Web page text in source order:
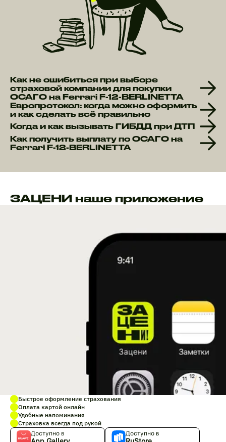
Как не ошибиться при выборе
страховой компании для покупки
ОСАГО на Ferrari F-12-BERLINETTA
Европротокол: когда можно оформить
и как сделать всё правильно
Когда и как вызывать ГИБДД при ДТП
Как получить выплату по ОСАГО на
Ferrari F-12-BERLINETTA
ЗАЦЕНИ наше приложение
Быстрое оформление страхования
Оплата картой онлайн
Удобные напоминания
Страховка всегда под рукой
Доступно в Доступно в